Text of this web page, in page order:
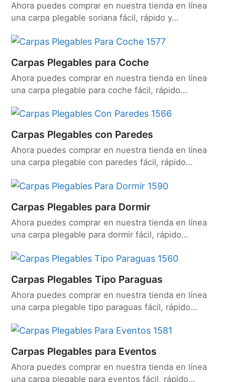
Ahora puedes comprar en nuestra tienda en línea
una carpa plegable soriana fácil, rápido y…
Carpas Plegables para Coche
Ahora puedes comprar en nuestra tienda en línea
una carpa plegable para coche fácil, rápido…
Carpas Plegables con Paredes
Ahora puedes comprar en nuestra tienda en línea
una carpa plegable con paredes fácil, rápido…
Carpas Plegables para Dormir
Ahora puedes comprar en nuestra tienda en línea
una carpa plegable para dormir fácil, rápido…
Carpas Plegables Tipo Paraguas
Ahora puedes comprar en nuestra tienda en línea
una carpa plegable tipo paraguas fácil, rápido…
Carpas Plegables para Eventos
Ahora puedes comprar en nuestra tienda en línea
una carpa plegable para eventos fácil, rápido…